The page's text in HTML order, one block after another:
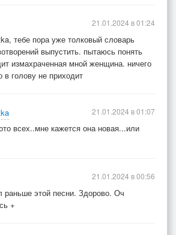
тебе пора уже толковый словарь
выпустить. пытаюсь понять
измахраченная мной женщина. ничего
в голову не приходит
21.01.2024 в 01:24
всех..мне кажется она новая...или
21.01.2024 в 01:07
этой песни. Здорово. Оч
+
21.01.2024 в 00:56